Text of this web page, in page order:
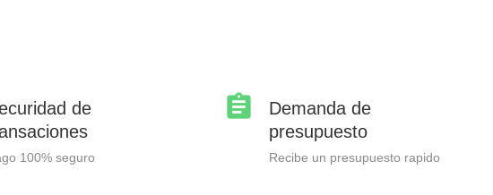
de
100% seguro
Demanda de
presupuesto
Recibe un presupuesto rapido